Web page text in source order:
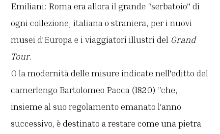
Emiliani: Roma era allora il grande “serbatoio" di
ogni collezione, italiana o straniera, per i nuovi
musei d'Europa e i viaggiatori illustri del Grand
Tour.
O la modernità delle misure indicate nell'editto del
camerlengo Bartolomeo Pacca (1820) ”che,
insieme al suo regolamento emanato l'anno
successivo, è destinato a restare come una pietra